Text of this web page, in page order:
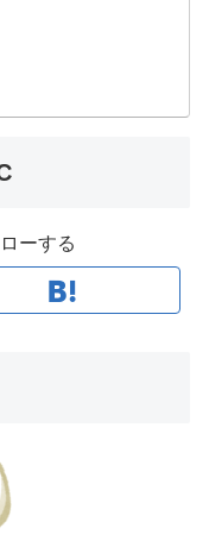
ーする